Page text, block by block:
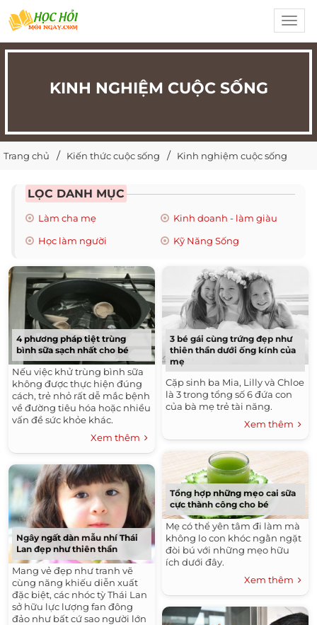
KINH NGHIỆM CUỘC SỐNG
Trang chủ Kiến thức cuộc sống Kinh nghiệm cuộc sống
LỌC DANH MỤC
Làm cha mẹ
Kinh doanh - làm giàu
Học làm người
Kỹ Năng Sống
4 phương pháp tiệt trùng
bình sữa sạch nhất cho bé
Nếu việc khử trùng bình sữa
không được thực hiện đúng
cách, trẻ nhỏ rất dễ mắc bệnh
về đường tiêu hóa hoặc nhiều
vấn đề sức khỏe khác.
Xem thêm
Ngây ngất dàn mẫu nhí Thái
Lan đẹp như thiên thần
Mang vẻ đẹp như tranh vẽ
cùng năng khiếu diễn xuất
đặc biệt, các nhóc tỳ Thái Lan
sở hữu lực lượng fan đông
đảo như bất cứ sao người lớn
3 bé gái cùng trứng đẹp như
thiên thần dưới ống kính của
mẹ
Cặp sinh ba Mia, Lilly và Chloe
là 3 trong tổng số 6 đứa con
của bà mẹ trẻ tài năng.
Xem thêm
Tổng hợp những mẹo cai sữa
cực thành công cho bé
Mẹ có thể yên tâm đi làm mà
không lo con khóc ngằn ngặt
đòi bú với những mẹo hữu
ích dưới đây.
Xem thêm